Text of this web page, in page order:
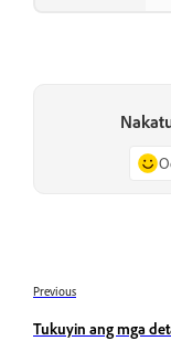
Previous
Tukuyin ang mga